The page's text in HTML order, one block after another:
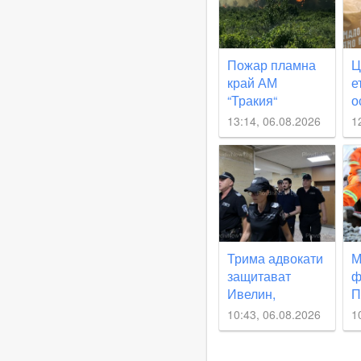
Пожар пламна
край АМ
“Тракия“
13:14, 06.08.2026
Трима адвокати
защитават
Ивелин,
обвинен в
убийството на
10:43, 06.08.2026